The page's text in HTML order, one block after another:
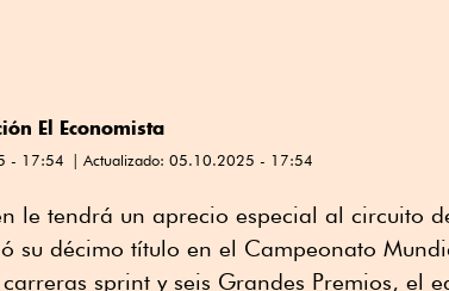
El Economista
- 17:54 Actualizado: 05.10.2025 - 17:54
le tendrá un aprecio especial al circuito
su décimo título en el Campeonato
sprint y seis Grandes Premios, el